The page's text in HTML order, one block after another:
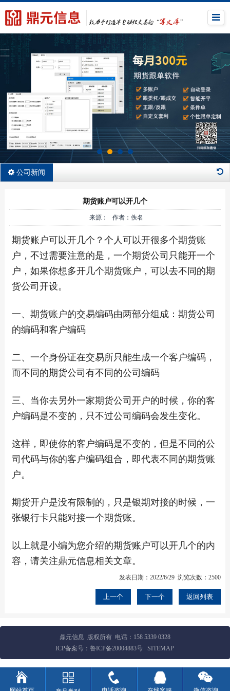
公司新闻
期货账户可以开几个
来源： 作者：佚名
期货账户可以开几个？个人可以开很多个期货账
户，不过需要注意的是，一个期货公司只能开一个
户，如果你想多开几个期货账户，可以去不同的期
货公司开设。
一、期货账户的交易编码由两部分组成：期货公司
的编码和客户编码
二、一个身份证在交易所只能生成一个客户编码，
而不同的期货公司有不同的公司编码
三、当你去另外一家期货公司开户的时候，你的客
户编码是不变的，只不过公司编码会发生变化。
这样，即使你的客户编码是不变的，但是不同的公
司代码与你的客户编码组合，即代表不同的期货账
户。
期货开户是没有限制的，只是银期对接的时候，一
张银行卡只能对接一个期货账。
以上就是小编为您介绍的期货账户可以开几个的内
容，请关注鼎元信息相关文章。
发表日期：2022/6/29 浏览次数：2500
上一个 下一个 返回列表
鼎元信息 版权所有 电话： 158 5339 0328
ICP备案号：鲁ICP备20004883号 SITEMAP